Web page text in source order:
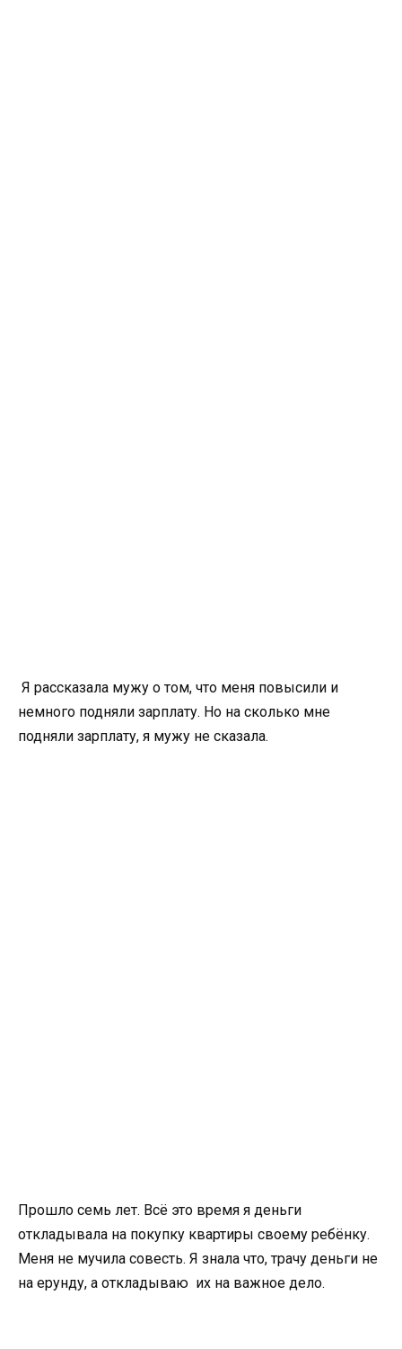
Я рассказала мужу о том, что меня повысили и
немного подняли зарплату. Но на сколько мне
подняли зарплату, я мужу не сказала.
Прошло семь лет. Всё это время я деньги
откладывала на покупку квартиры своему ребёнку.
Меня не мучила совесть. Я знала что, трачу деньги не
на ерунду, а откладываю их на важное дело.